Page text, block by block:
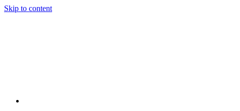
Skip to content